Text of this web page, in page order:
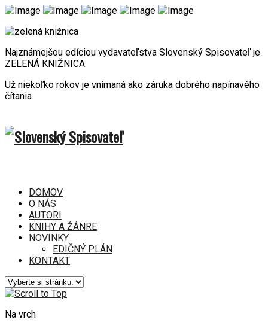
Najznámejšou edíciou vydavateľstva Slovenský Spisovateľ je
ZELENÁ KNIŽNICA.
Už niekoľko rokov je vnímaná ako záruka dobrého napínavého
čítania.
DOMOV
O NÁS
AUTORI
KNIHY A ŽÁNRE
NOVINKY
EDIČNÝ PLÁN
KONTAKT
Na vrch